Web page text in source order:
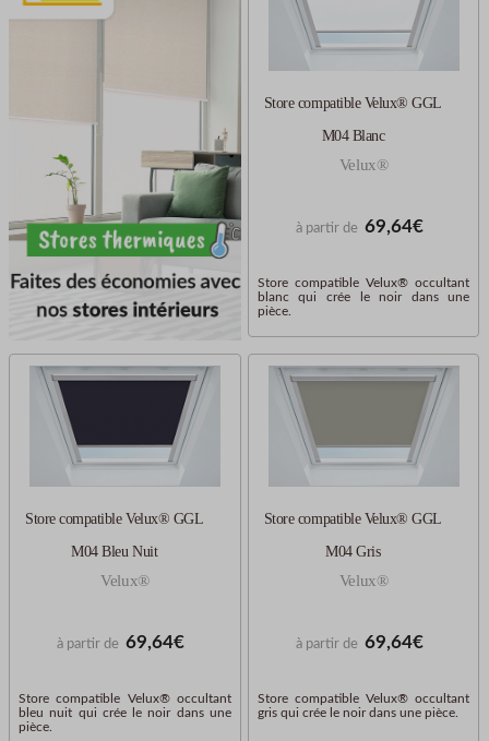
Store compatible Velux® GGL
M04 Blanc
Velux®
à partir de 69,64€
Store compatible Velux® occultant
blanc qui crée le noir dans une
pièce.
Store compatible Velux® GGL
M04 Bleu Nuit
Velux®
à partir de 69,64€
Store compatible Velux® occultant
bleu nuit qui crée le noir dans une
pièce.
Store compatible Velux® GGL
M04 Gris
Velux®
à partir de 69,64€
Store compatible Velux® occultant
gris qui crée le noir dans une pièce.